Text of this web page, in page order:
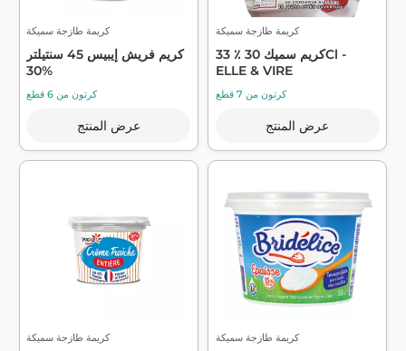
كريمة طازجة سميكة
كريم فريش إيبيس 45 سنتيلتر
30%
كرتون من 6 قطع
عرض المنتج
كريمة طازجة سميكة
كريم سميك 30 ٪ 33Cl -
ELLE & VIRE
كرتون من 7 قطع
عرض المنتج
كريمة طازجة سميكة كريمة طازجة سميكة